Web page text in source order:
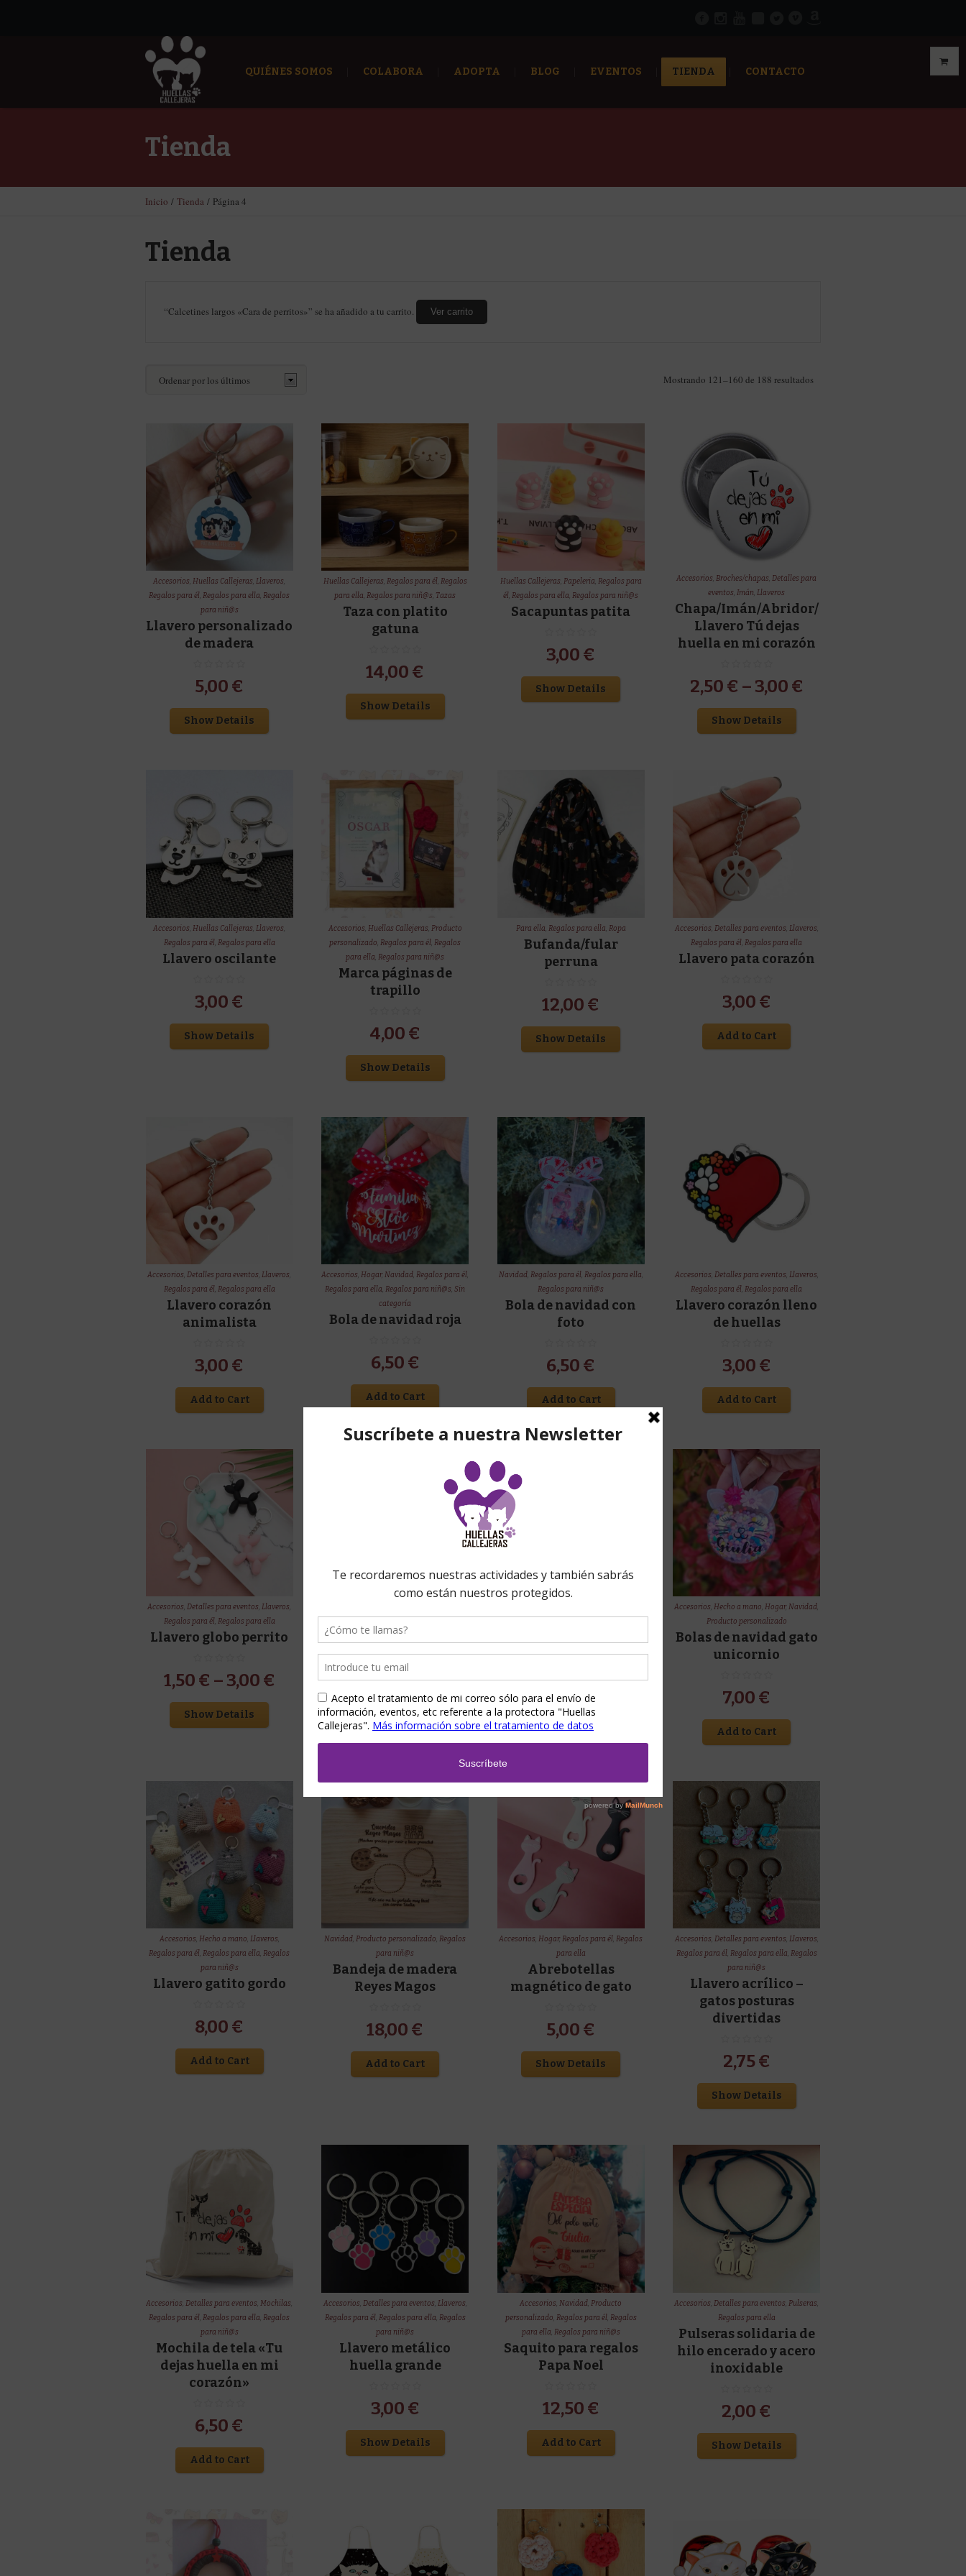
QUIÉNES SOMOS COLABORA ADOPTA BLOG EVENTOS TIENDA CONTACTO
Tienda
Inicio / Tienda / Página 4
Tienda
“Calcetines largos «Cara de perritos»” se ha añadido a tu carrito. Ver carrito
Mostrando 121–160 de 188 resultadosOrdenado
Accesorios,Huellas Callejeras,Llaveros,
Regalos para él,Regalos para ella,Regalos
para niñ@s
Llavero personalizado
de madera
5,00 €
Show Details
Huellas Callejeras, Regalos para él, Regalos
para ella,Regalos para niñ@s, Tazas
Taza con platito
gatuna
14,00 €
Show Details
Huellas Callejeras, Papeleria, Regalos para
él,Regalos para ella,Regalos para niñ@s
Sacapuntas patita
3,00 €
Show Details
Accesorios,Broches/chapas,Detalles para
eventos,Imán,Llaveros
Chapa/Imán/Abridor/
Llavero Tú dejas
huella en mi corazón
2,50 € –3,00 €
Show Details
Accesorios,Huellas Callejeras,Llaveros,
Regalos para él, Regalos para ella
Llavero oscilante
3,00 €
Show Details
Accesorios, Huellas Callejeras, Producto
personalizado,Regalos para él,Regalos
para ella,Regalos para niñ@s
Marca páginas de
trapillo
4,00 €
Show Details
Para ella, Regalos para ella, Ropa
Bufanda/fular
perruna
12,00 €
Show Details
Accesorios, Detalles para eventos, Llaveros,
Regalos para él,Regalos para ella
Llavero pata corazón
3,00 €
Add to Cart
Accesorios,Detalles para eventos,Llaveros,
Regalos para él, Regalos para ella
Llavero corazón
animalista
3,00 €
Add to Cart
Accesorios,Hogar,Navidad,Regalos para él,
Regalos para ella,Regalos para niñ@s,Sin
categoría
Bola de navidad roja
6,50 €
Add to Cart
Navidad, Regalos para él, Regalos para ella,
Regalos para niñ@s
Bola de navidad con
foto
6,50 €
Add to Cart
Accesorios, Detalles para eventos, Llaveros,
Regalos para él,Regalos para ella
Llavero corazón lleno
de huellas
3,00 €
Add to Cart
Accesorios,Detalles para eventos,Llaveros,
Regalos para él, Regalos para ella
Llavero globo perrito
1,50 € –3,00 €
Show Details
niñ@s
Perro-cesta de trapillo
8,00€
Show Details
Gorro de navidad
6,00€
Add to Cart
Accesorios,Hecho a mano,Hogar,Navidad,
Producto personalizado
Bolas de navidad gato
unicornio
7,00 €
Add to Cart
Accesorios, Hecho a mano, Llaveros,
Regalos para él,Regalos para ella,Regalos
para niñ@s
Llavero gatito gordo
8,00 €
Add to Cart
Navidad,Producto personalizado,Regalos
para niñ@s
Bandeja de madera
Reyes Magos
18,00 €
Add to Cart
Accesorios,Hogar,Regalos para él,Regalos
para ella
Abrebotellas
magnético de gato
5,00 €
Show Details
Accesorios, Detalles para eventos, Llaveros,
Regalos para él, Regalos para ella, Regalos
para niñ@s
Llavero acrílico –
gatos posturas
divertidas
2,75€
Show Details
Accesorios,Detalles para eventos,Mochilas,
Regalos para él,Regalos para ella,Regalos
para niñ@s
Mochila de tela «Tu
dejas huella en mi
corazón»
6,50 €
Add to Cart
Accesorios, Detalles para eventos, Llaveros,
Regalos para él, Regalos para ella, Regalos
para niñ@s
Llavero metálico
huella grande
3,00 €
Show Details
Accesorios,Navidad,Producto
personalizado, Regalos para él, Regalos
para ella, Regalos para niñ@s
Saquito para regalos
Papa Noel
12,50 €
Add to Cart
Accesorios,Detalles para eventos,Pulseras,
Regalos para ella
Pulseras solidaria de
hilo encerado y acero
inoxidable
2,00 €
Show Details